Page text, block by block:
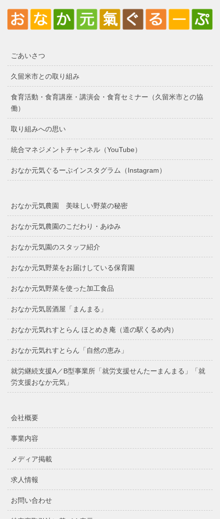
ごあいさつ
久留米市との取り組み
食育活動・食育講座・講演会・食育セミナー（久留米市との協
働）
取り組みへの思い
統合マネジメントチャンネル（YouTube）
おなか元気ぐるーぷインスタグラム（Instagram）
おなか元気農園 美味しい野菜の秘密
おなか元気農園のこだわり・あゆみ
おなか元気園のスタッフ紹介
おなか元気野菜をお届けしている保育園
おなか元気野菜を使った加工食品
おなか元気居酒屋「まんまる」
おなか元気れすとらん ほとめき庵（道の駅くるめ内）
おなか元気れすとらん「自然の恵み」
就労継続支援A／B型事業所「就労支援せんたーまんまる」「就
労支援おなか元気」
会社概要
事業内容
メディア掲載
求人情報
お問い合わせ